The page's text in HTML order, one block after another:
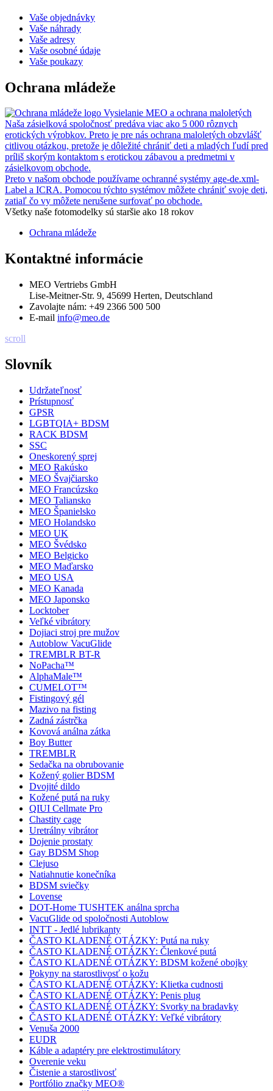
Vaše objednávky
Vaše náhrady
Vaše adresy
Vaše osobné údaje
Vaše poukazy
Ochrana mládeže
Vysielanie MEO a ochrana maloletých
Naša zásielková spoločnosť predáva viac ako 5 000 rôznych
erotických výrobkov. Preto je pre nás ochrana maloletých obzvlášť
citlivou otázkou, pretože je dôležité chrániť deti a mladých ľudí pred
príliš skorým kontaktom s erotickou zábavou a predmetmi v
zásielkovom obchode.
Preto v našom obchode používame ochranné systémy age-de.xml-
Label a ICRA. Pomocou týchto systémov môžete chrániť svoje deti,
zatiaľ čo vy môžete nerušene surfovať po obchode.
Všetky naše fotomodelky sú staršie ako 18 rokov
Ochrana mládeže
Kontaktné informácie
MEO Vertriebs GmbH
Lise-Meitner-Str. 9, 45699 Herten, Deutschland
Zavolajte nám: +49 2366 500 500
E-mail info@meo.de
scroll
Slovník
Udržateľnosť
Prístupnosť
GPSR
LGBTQIA+ BDSM
RACK BDSM
SSC
Oneskorený sprej
MEO Rakúsko
MEO Švajčiarsko
MEO Francúzsko
MEO Taliansko
MEO Španielsko
MEO Holandsko
MEO UK
MEO Švédsko
MEO Belgicko
MEO Maďarsko
MEO USA
MEO Kanada
MEO Japonsko
Locktober
Veľké vibrátory
Dojiaci stroj pre mužov
Autoblow VacuGlide
TREMBLR BT-R
NoPacha™
AlphaMale™
CUMELOT™
Fistingový gél
Mazivo na fisting
Zadná zástrčka
Kovová análna zátka
Boy Butter
TREMBLR
Sedačka na obrubovanie
Kožený golier BDSM
Dvojité dildo
Kožené putá na ruky
QIUI Cellmate Pro
Chastity cage
Uretrálny vibrátor
Dojenie prostaty
Gay BDSM Shop
Clejuso
Natiahnutie konečníka
BDSM sviečky
Lovense
DOT-Home TUSHTEK análna sprcha
VacuGlide od spoločnosti Autoblow
INTT - Jedlé lubrikanty
ČASTO KLADENÉ OTÁZKY: Putá na ruky
ČASTO KLADENÉ OTÁZKY: Členkové putá
ČASTO KLADENÉ OTÁZKY: BDSM kožené obojky
Pokyny na starostlivosť o kožu
ČASTO KLADENÉ OTÁZKY: Klietka cudnosti
ČASTO KLADENÉ OTÁZKY: Penis plug
ČASTO KLADENÉ OTÁZKY: Svorky na bradavky
ČASTO KLADENÉ OTÁZKY: Veľké vibrátory
Venuša 2000
EUDR
Káble a adaptéry pre elektrostimulátory
Overenie veku
Čistenie a starostlivosť
Portfólio značky MEO®